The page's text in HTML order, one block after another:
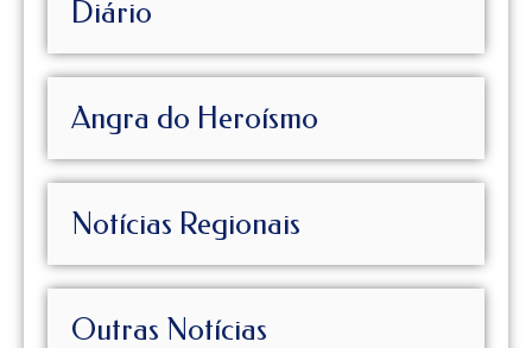
Diário
Angra do Heroísmo
Notícias Regionais
Outras Notícias